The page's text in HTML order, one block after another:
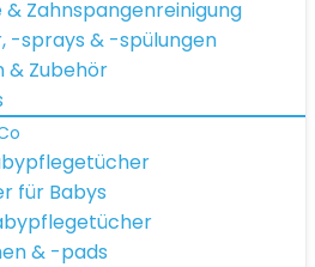
Zahnspangenreinigung
-sprays & -spülungen
& Zubehör
für Babys
& -pads